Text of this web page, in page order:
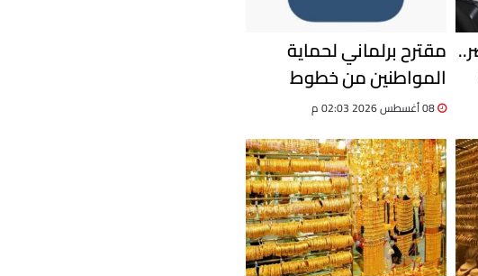
مقترح برلماني لحماية
المواطنين من خطوط
المحمول المسجلة
بأسمائهم دون علمهم
08 أغسطس 2026 02:03 م